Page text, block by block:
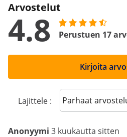
Arvostelut
4.8 Perustuen 17
Kirjoita
Lajittele : Sort reviews
Anonyymi 3 kuukautta sitten